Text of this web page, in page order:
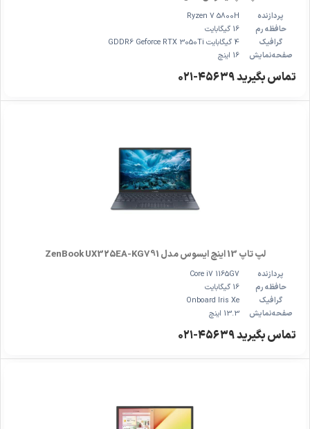
پردازنده
Ryzen 7 5800H
حافظه رم
16 گیگابایت
گرافیک
4 گیگابایت GDDR6 Geforce RTX 3050Ti
صفحه‌نمایش
16 اینچ
تماس بگیرید ۴۵۶۳۹-۰۲۱
لپ تاپ 13 اینچ ایسوس مدل ZenBook UX325EA-KG791
پردازنده
Core i7 1165G7
حافظه رم
16 گیگابایت
گرافیک
Onboard Iris Xe
صفحه‌نمایش
13.3 اینچ
تماس بگیرید ۴۵۶۳۹-۰۲۱